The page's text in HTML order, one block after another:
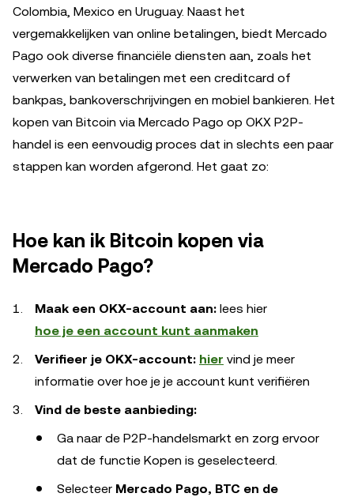
Colombia, Mexico en Uruguay. Naast het
vergemakkelijken van online betalingen, biedt Mercado
Pago ook diverse financiële diensten aan, zoals het
verwerken van betalingen met een creditcard of
bankpas, bankoverschrijvingen en mobiel bankieren. Het
kopen van Bitcoin via Mercado Pago op OKX P2P-
handel is een eenvoudig proces dat in slechts een paar
stappen kan worden afgerond. Het gaat zo:
Hoe kan ik Bitcoin kopen via
Mercado Pago?
Maak een OKX-account aan: lees hier
hoe je een account kunt aanmaken
Verifieer je OKX-account: hier vind je meer
informatie over hoe je je account kunt verifiëren
Vind de beste aanbieding:
Ga naar de P2P-handelsmarkt en zorg ervoor
dat de functie Kopen is geselecteerd.
Selecteer Mercado Pago, BTC en de